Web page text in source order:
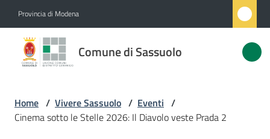
Provincia di Modena
Comune di Sassuolo
Comune
di
Home / Vivere Sassuolo / Eventi /
Cinema sotto le Stelle 2026: Il Diavolo veste Prada 2